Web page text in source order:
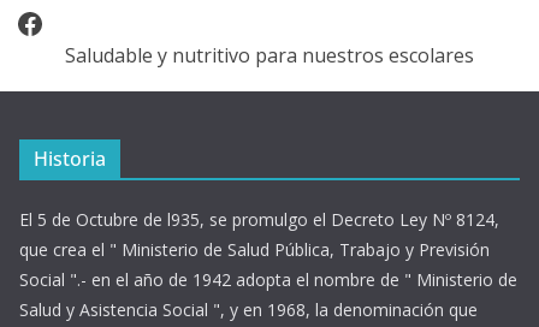
Facebook
Saludable y nutritivo para nuestros escolares
Historia
El 5 de Octubre de l935, se promulgo el Decreto Ley Nº 8124,
que crea el " Ministerio de Salud Pública, Trabajo y Previsión
Social ".- en el año de 1942 adopta el nombre de " Ministerio de
Salud y Asistencia Social ", y en 1968, la denominación que